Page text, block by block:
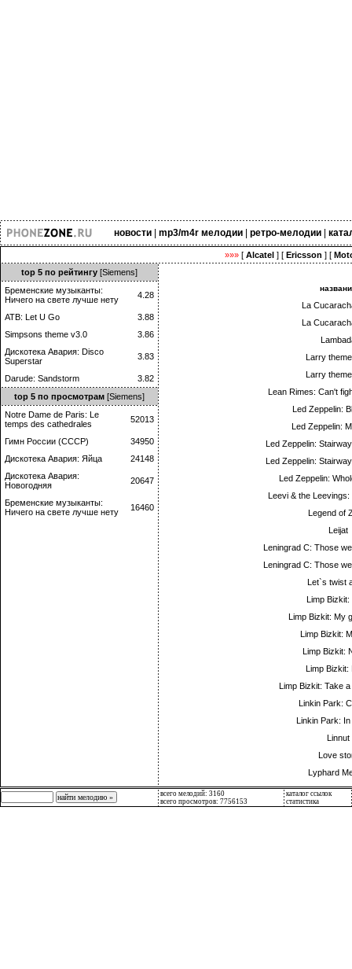
новости| mp3/m4r мелодии| ретро-мелодии|
»»»[ Alcatel] [ Ericsson ] [
top 5 по рейтингу [Siemens]
Бременские музыканты:
Ничего на свете лучше нету
4.28
ATB: Let U Go
3.88
Simpsons theme v3.0
3.86
Дискотека Авария: Disco
Superstar
3.83
Darude: Sandstorm
3.82
top 5 по просмотрам [Siemens]
Notre Dame de Paris: Le
temps des cathedrales
52013
Гимн России (СССР)
34950
Дискотека Авария: Яйца
24148
Дискотека Авария:
Новогодняя
20647
Бременские музыканты:
Ничего на свете лучше нету
16460
La
La
Larry
Larry
Lean Rimes: Can't
Led Zeppelin:
Led Zeppelin:
Led Zeppelin:
Led Zeppelin:
Led Zeppelin:
Leevi & the Leevings:
Legend of
Leijat
Leningrad C: Those
Leningrad C: Those
Let`s twist
Limp Bizkit:
Limp Bizkit: My
Limp Bizkit:
Limp Bizkit:
Limp Bizkit:
Limp Bizkit: Take
Linkin Park:
Linkin Park: In
Linnut
Love
Lyphard
всего мелодий: 3160
всего просмотров: 7756153
каталог ссылок
статистика